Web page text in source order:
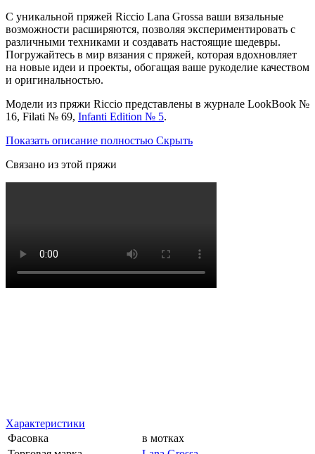
С уникальной пряжей Riccio Lana Grossa ваши вязальные
возможности расширяются, позволяя экспериментировать с
различными техниками и создавать настоящие шедевры.
Погружайтесь в мир вязания с пряжей, которая вдохновляет
на новые идеи и проекты, обогащая ваше рукоделие качеством
и оригинальностью.
Модели из пряжи Riccio представлены в журнале LookBook №
16, Filati № 69, Infanti Edition № 5.
Показать описание полностью Скрыть
Связано из этой пряжи
Характеристики
Фасовка
в мотках